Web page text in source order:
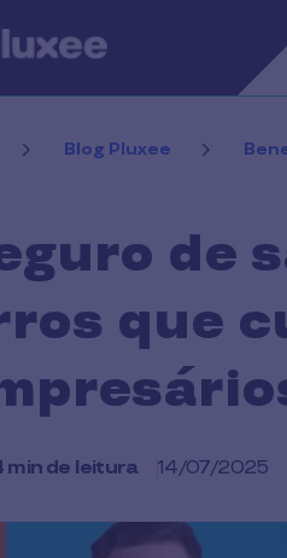
o conteúdo principal
Blog Pluxee
de
que
min de leitura 14/07/2025